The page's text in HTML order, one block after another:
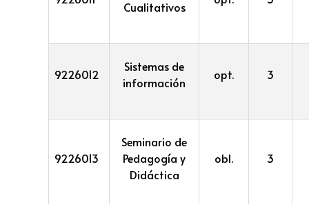
Cualitativos
9226012
Sistemas de
información
opt. 3
9226013
Seminario de
Pedagogía y
Didáctica
obl. 3